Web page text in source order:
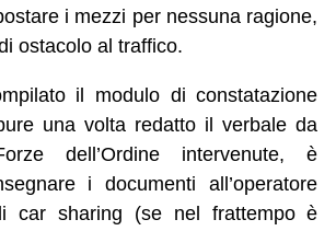
i mezzi per nessuna ragione,
ostacolo al traffico.
il modulo di constatazione
una volta redatto il verbale da
dell’Ordine intervenute, è
i documenti all’operatore
car sharing (se nel frattempo è